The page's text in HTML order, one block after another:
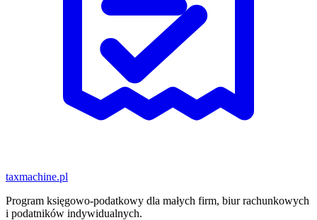
taxmachine.pl
Program księgowo-podatkowy dla małych firm, biur rachunkowych
i podatników indywidualnych.